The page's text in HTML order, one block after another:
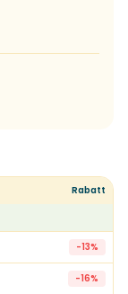
Rabatt
-13%
-16%